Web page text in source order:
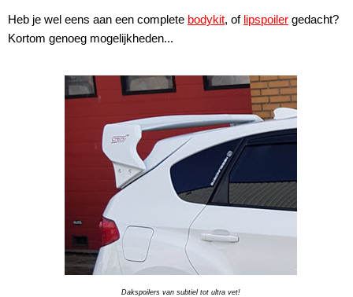
Heb je wel eens aan een complete bodykit, of lipspoiler gedacht?
Kortom genoeg mogelijkheden...
Dakspoilers van subtiel tot ultra vet!